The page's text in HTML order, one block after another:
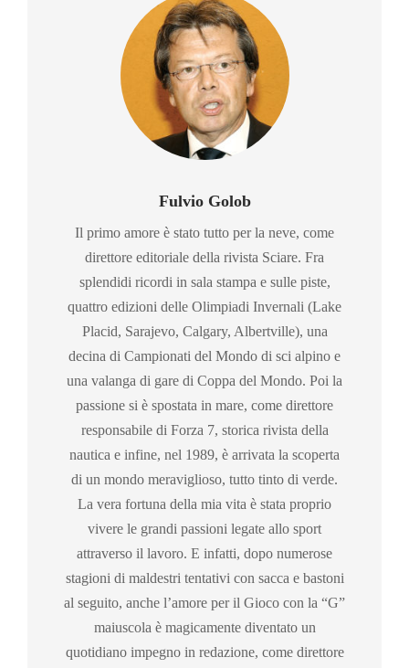
Fulvio Golob
Il primo amore è stato tutto per la neve, come
direttore editoriale della rivista Sciare. Fra
splendidi ricordi in sala stampa e sulle piste,
quattro edizioni delle Olimpiadi Invernali (Lake
Placid, Sarajevo, Calgary, Albertville), una
decina di Campionati del Mondo di sci alpino e
una valanga di gare di Coppa del Mondo. Poi la
passione si è spostata in mare, come direttore
responsabile di Forza 7, storica rivista della
nautica e infine, nel 1989, è arrivata la scoperta
di un mondo meraviglioso, tutto tinto di verde.
La vera fortuna della mia vita è stata proprio
vivere le grandi passioni legate allo sport
attraverso il lavoro. E infatti, dopo numerose
stagioni di maldestri tentativi con sacca e bastoni
al seguito, anche l’amore per il Gioco con la “G”
maiuscola è magicamente diventato un
quotidiano impegno in redazione, come direttore